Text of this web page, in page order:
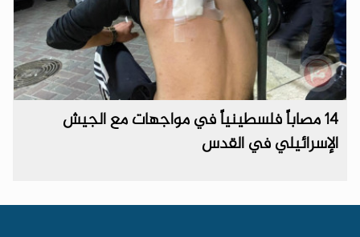
14 مصاباً فلسطينياً في مواجهات مع الجيش
الإسرائيلي في القدس